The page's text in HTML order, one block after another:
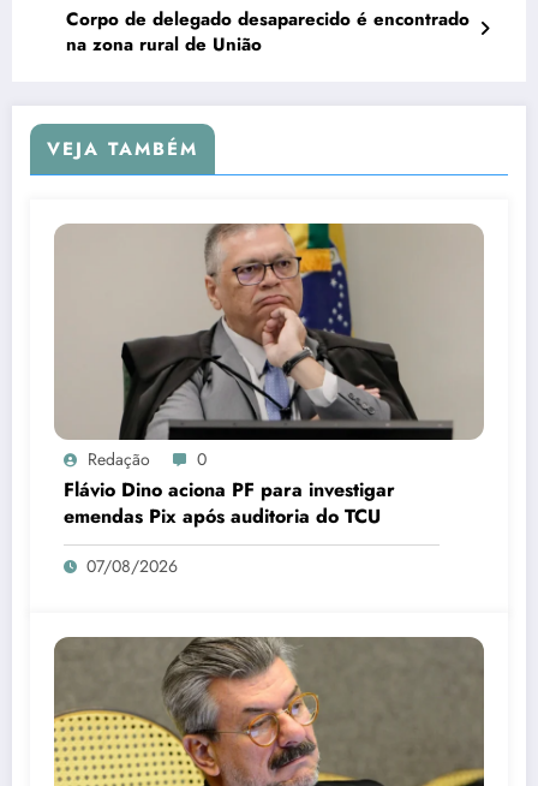
Corpo de delegado desaparecido é encontrado
na zona rural de União
VEJA TAMBÉM
Redação 0
Flávio Dino aciona PF para investigar
emendas Pix após auditoria do TCU
07/08/2026